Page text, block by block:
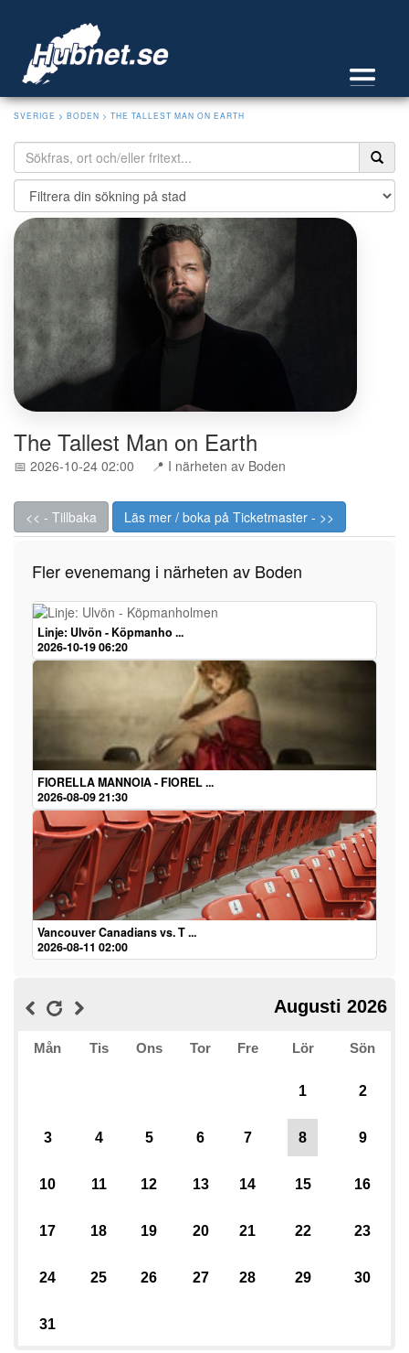
SVERIGE > BODEN > THE TALLEST MAN ON EARTH
The Tallest Man on Earth
📅 2026-10-24 02:00 📍 I närheten av Boden
<< - Tillbaka Läs mer / boka på Ticketmaster - >>
Fler evenemang i närheten av Boden
Linje: Ulvön - Köpmanho ...
2026-10-19 06:20
FIORELLA MANNOIA - FIOREL ...
2026-08-09 21:30
Vancouver Canadians vs. T ...
2026-08-11 02:00
Augusti 2026
Mån Tis Ons Tor Fre Lör Sön
1 2
3 4 5 6 7 8 9
10 11 12 13 14 15 16
17 18 19 20 21 22 23
24 25 26 27 28 29 30
31